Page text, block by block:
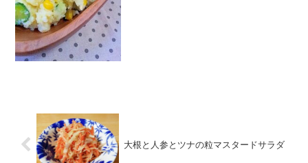
大根と人参とツナの粒マスタードサラダ